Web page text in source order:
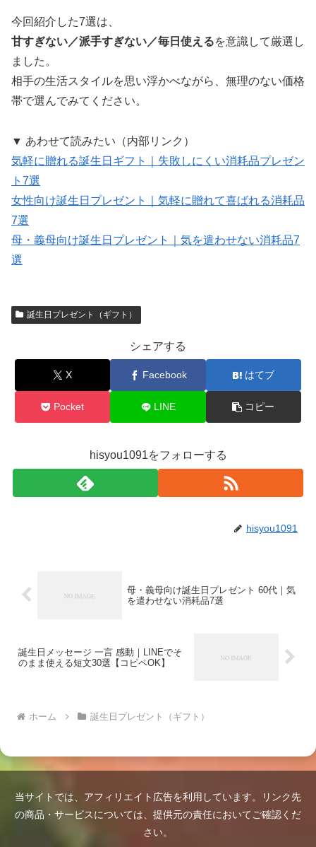
今回紹介した7選は、
甘すぎない／派手すぎない／毎日使えるを意識して厳選し
ました。
相手の生活スタイルを思い浮かべながら、無理のない価格
帯で選んでみてください。
▼ あわせて読みたい（内部リンク）
気軽に贈れる誕生日ギフト｜失敗しにくい消耗品プレゼン
ト7選
女性向け誕生日プレゼント｜気軽に贈れて喜ばれる消耗品
7選
母・義母向け誕生日プレゼント｜気を遣わせない消耗品7
選
誕生日プレゼント（ギフト）
シェアする
X Facebook はてブ
Pocket LINE コピー
hisyou1091をフォローする
hisyou1091
母・義母向け誕生日プレゼント 60代｜気
を遣わせない消耗品7選
誕生日メッセージ 一言 感動｜LINEでそ
のまま使える短文30選【コピペOK】
ホーム 誕生日プレゼント（ギフト）
当サイトでは、アフィリエイト広告を利用しています。リンク先
の商品・サービスについては、提供元の責任においてご確認くだ
さい。